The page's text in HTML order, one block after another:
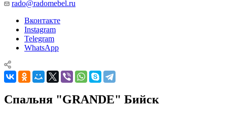
rado@radomebel.ru
Вконтакте
Instagram
Telegram
WhatsApp
Спальня "GRANDE" Бийск